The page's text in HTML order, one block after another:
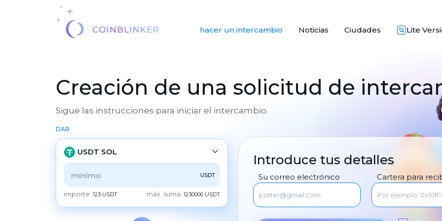
hacer un intercambio Noticias Ciudades Lite
Creación de una solicitud de
Sigue las instrucciones para iniciar el intercambio.
DAR
USDT SOL
TODOS BALANCE
CHECK CASH
USDT
importe:123 USDT máx. suma: 1230000 USDT
Introduce tus detalles
Su correo electrónico Cartera para